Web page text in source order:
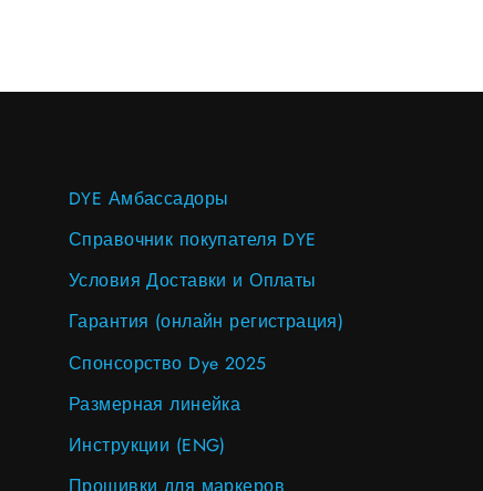
DYE Амбассадоры
Справочник покупателя DYE
Условия Доставки и Оплаты
Гарантия (онлайн регистрация)
Спонсорство Dye 2025
Размерная линейка
Инструкции (ENG)